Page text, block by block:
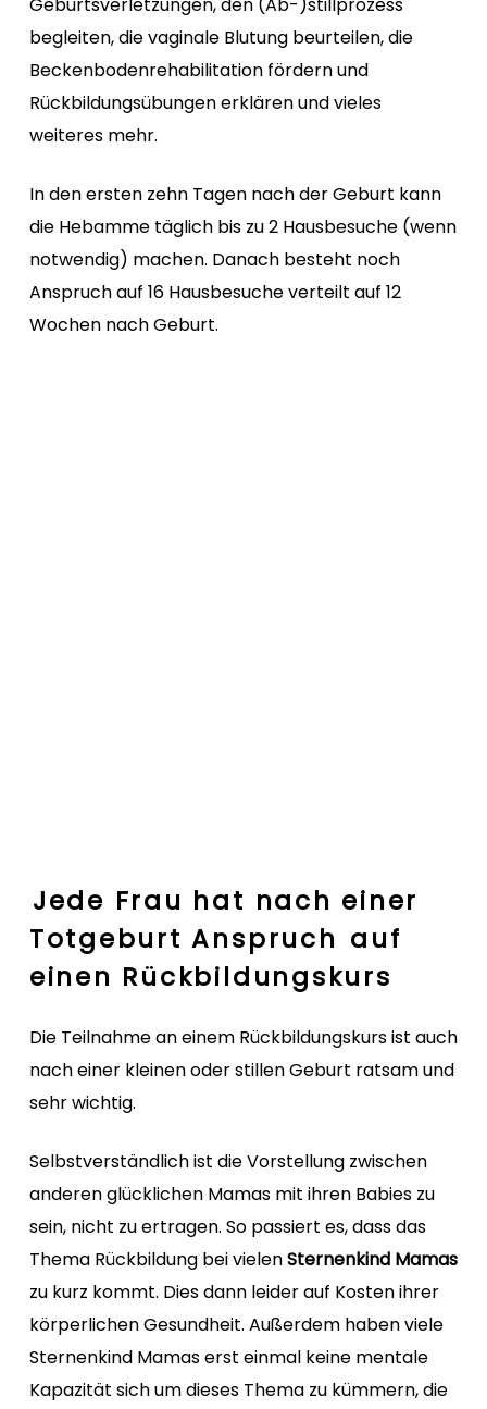
Geburtsverletzungen, den (Ab-)stillprozess
begleiten, die vaginale Blutung beurteilen, die
Beckenbodenrehabilitation fördern und
Rückbildungsübungen erklären und vieles
weiteres mehr.
In den ersten zehn Tagen nach der Geburt kann
die Hebamme täglich bis zu 2 Hausbesuche (wenn
notwendig) machen. Danach besteht noch
Anspruch auf 16 Hausbesuche verteilt auf 12
Wochen nach Geburt.
Jede Frau hat nach einer
Totgeburt Anspruch auf
einen Rückbildungskurs
Die Teilnahme an einem Rückbildungskurs ist auch
nach einer kleinen oder stillen Geburt ratsam und
sehr wichtig.
Selbstverständlich ist die Vorstellung zwischen
anderen glücklichen Mamas mit ihren Babies zu
sein, nicht zu ertragen. So passiert es, dass das
Thema Rückbildung bei vielenSternenkind Mamas
zu kurz kommt. Dies dann leider auf Kosten ihrer
körperlichen Gesundheit. Außerdem haben viele
Sternenkind Mamas erst einmal keine mentale
Kapazität sich um dieses Thema zu kümmern, die